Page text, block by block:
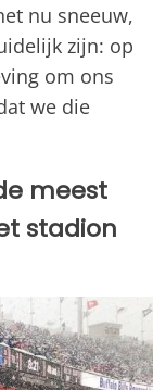
nu sneeuw,
zijn: op
om ons
we die
meest
stadion